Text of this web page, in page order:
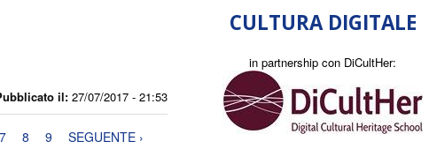
il: 27/07/2017 - 21:53
7 8 9
SEGUENTE ›
CULTURA DIGITALE
in partnership con DiCultHer: